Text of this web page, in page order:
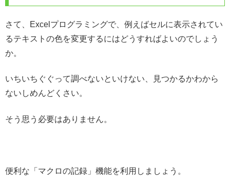
さて、Excelプログラミングで、例えばセルに表示されてい
るテキストの色を変更するにはどうすればよいのでしょう
か。
いちいちぐぐって調べないといけない、見つかるかわから
ないしめんどくさい。
そう思う必要はありません。
便利な「マクロの記録」機能を利用しましょう。